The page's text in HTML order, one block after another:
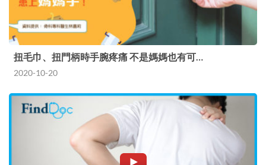
扭毛巾、扭門柄時手腕疼痛 不是媽媽也有可…
2020-10-20